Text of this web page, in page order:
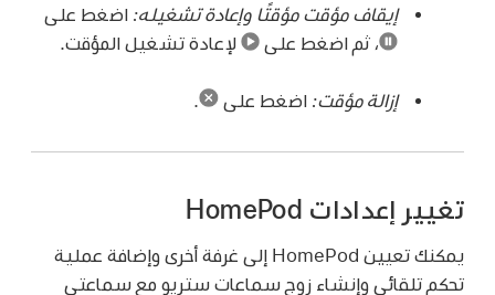
إيقاف مؤقت مؤقتًا وإعادة تشغيله:اضغط على
،ثم اضغط على لإعادة تشغيل المؤقت.
إزالة مؤقت:اضغط على .
تغيير إعدادات HomePod
يمكنك تعيين HomePod إلى غرفة أخرى وإضافة عملية
تحكم تلقائي وإنشاء زوج سماعات ستريو مع سماعتي